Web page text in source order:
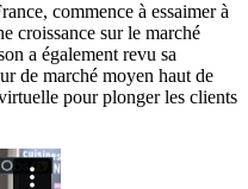
commence à essaimer à
croissance sur le marché
a également revu sa
de marché moyen haut de
pour plonger les clients